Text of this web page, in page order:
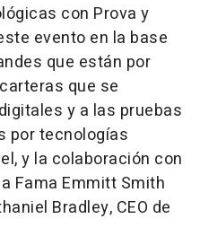
con Prova y
evento en la base
que están por
que se
y a las pruebas
por tecnologías
y la colaboración con
Fama Emmitt Smith
Bradley, CEO de